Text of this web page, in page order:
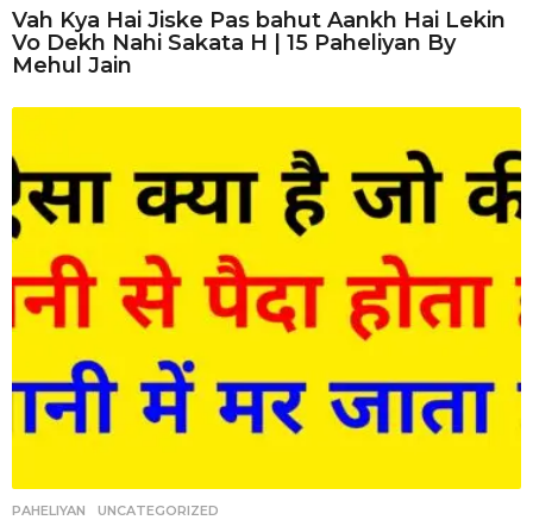
Vah Kya Hai Jiske Pas bahut Aankh Hai Lekin
Vo Dekh Nahi Sakata H | 15 Paheliyan By
Mehul Jain
PAHELIYAN ,UNCATEGORIZED